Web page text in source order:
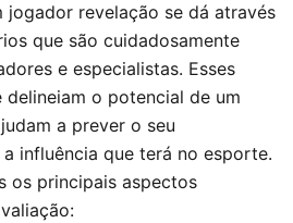
revelação se dá através
que são cuidadosamente
e especialistas. Esses
o potencial de um
a prever o seu
influência que terá no esporte.
os principais aspectos